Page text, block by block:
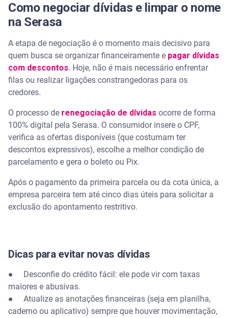
Como negociar dívidas e limpar o nome
na Serasa
A etapa de negociação é o momento mais decisivo para
quem busca se organizar financeiramente e pagar dívidas
com descontos. Hoje, não é mais necessário enfrentar
filas ou realizar ligações constrangedoras para os
credores.
O processo de renegociação de dívidas ocorre de forma
100% digital pela Serasa. O consumidor insere o CPF,
verifica as ofertas disponíveis (que costumam ter
descontos expressivos), escolhe a melhor condição de
parcelamento e gera o boleto ou Pix.
Após o pagamento da primeira parcela ou da cota única, a
empresa parceira tem até cinco dias úteis para solicitar a
exclusão do apontamento restritivo.
Dicas para evitar novas dívidas
● Desconfie do crédito fácil: ele pode vir com taxas
maiores e abusivas.
● Atualize as anotações financeiras (seja em planilha,
caderno ou aplicativo) sempre que houver movimentação,